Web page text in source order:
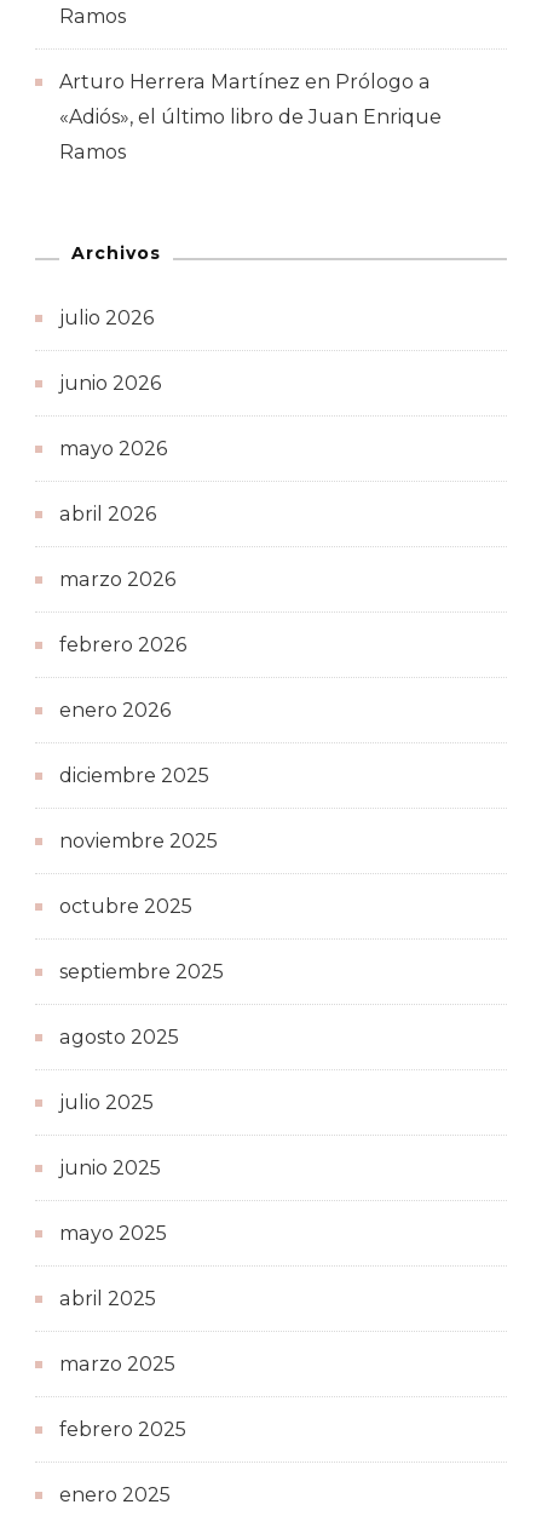
Ramos
Arturo Herrera Martínez en Prólogo a
«Adiós», el último libro de Juan Enrique
Ramos
Archivos
julio 2026
junio 2026
mayo 2026
abril 2026
marzo 2026
febrero 2026
enero 2026
diciembre 2025
noviembre 2025
octubre 2025
septiembre 2025
agosto 2025
julio 2025
junio 2025
mayo 2025
abril 2025
marzo 2025
febrero 2025
enero 2025